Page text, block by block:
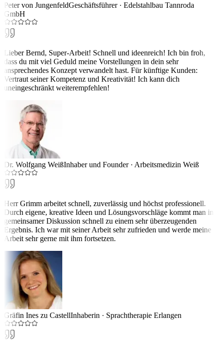
Peter von JungenfeldGeschäftsführer· Edelstahlbau Tannroda
GmbH
Lieber Bernd, Super-Arbeit! Schnell und ideenreich! Ich bin froh,
dass du mit viel Geduld meine Vorstellungen in dein sehr
ansprechendes Konzept verwandelt hast. Für künftige Kunden:
Vertraut seiner Kompetenz und Kreativität! Ich kann dich
uneingeschränkt weiterempfehlen!
Dr. Wolfgang WeißInhaber und Founder· Arbeitsmedizin Weiß
Herr Grimm arbeitet schnell, zuverlässig und höchst professionell.
Durch eigene, kreative Ideen und Lösungsvorschläge kommt man in
gemeinsamer Diskussion schnell zu einem sehr überzeugenden
Ergebnis. Ich war mit seiner Arbeit sehr zufrieden und werde meine
Arbeit sehr gerne mit ihm fortsetzen.
Gräfin Ines zu CastellInhaberin · Sprachtherapie Erlangen